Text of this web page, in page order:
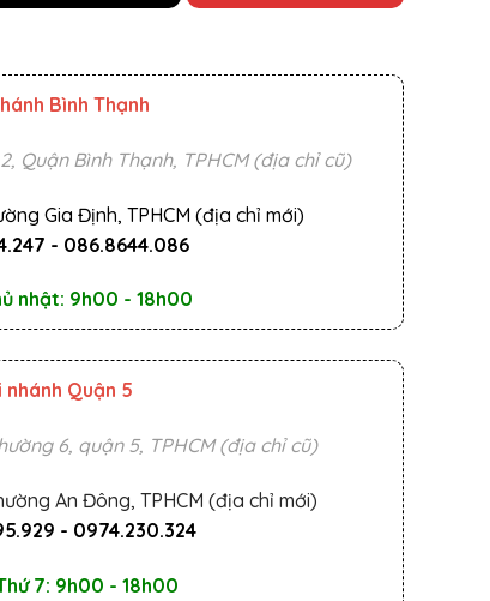
Bình Thạnh
Quận Bình Thạnh, TPHCM (địa chỉ cũ)
Gia Định, TPHCM (địa chỉ mới)
- 086.8644.086
nhật: 9h00 - 18h00
nhánh Quận 5
6, quận 5, TPHCM (địa chỉ cũ)
An Đông, TPHCM (địa chỉ mới)
- 0974.230.324
7: 9h00 - 18h00